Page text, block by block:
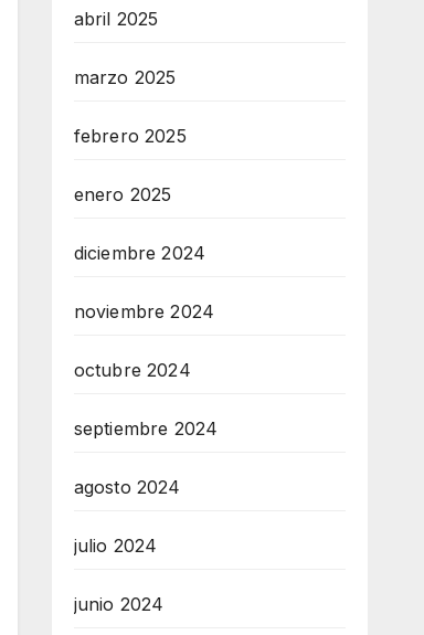
abril 2025
marzo 2025
febrero 2025
enero 2025
diciembre 2024
noviembre 2024
octubre 2024
septiembre 2024
agosto 2024
julio 2024
junio 2024